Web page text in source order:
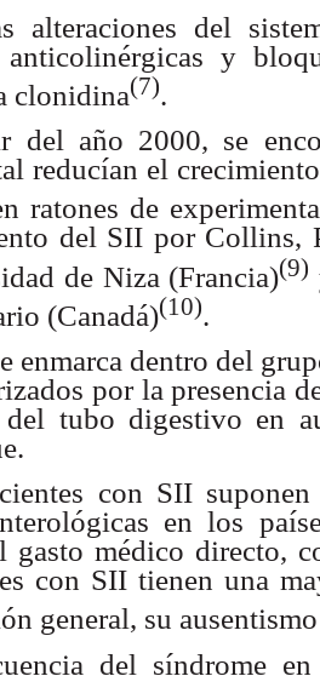
alteraciones del
anticolinérgicas y
clonidina(7).
del año 2000, se
reducían el
ratones de
del SII por Collins,
de Niza (Francia)(9)
(Canadá)(10).
enmarca dentro del
por la presencia
del tubo digestivo en
con SII
en los
gasto médico directo,
con SII tienen una
general, su
del síndrome